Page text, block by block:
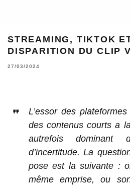
STREAMING, TIKTOK
DISPARITION DU CLIP
27/03/2024
L’essor des
des contenus courts a
autrefois
d’incertitude. La
pose est la suivante :
même emprise, ou